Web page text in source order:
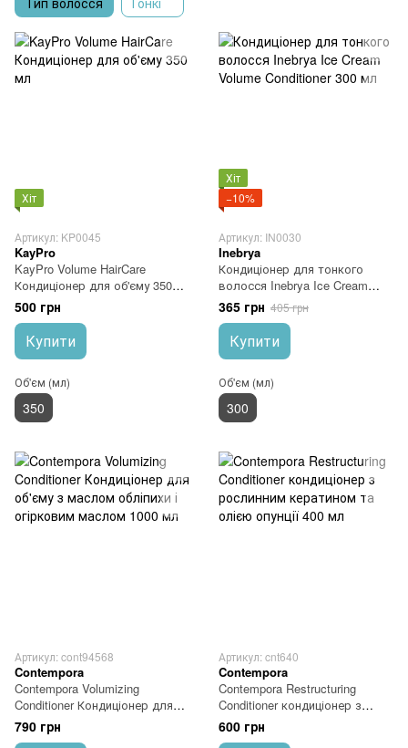
Хіт
Артикул: KP0045
KayPro
KayPro Volume HairCare
Кондиціонер для об'єму 350
мл
500 грн
Купити
Об'єм (мл)
350
Хіт
−10%
Артикул: IN0030
Inebrya
Кондиціонер для тонкого
волосся Inebrya Ice Cream
Volume Conditioner 300 мл
365 грн 405 грн
Купити
Об'єм (мл)
300
Артикул: cont94568
Contempora
Contempora Volumizing
Conditioner Кондиціонер для
об'єму з маслом обліпихи і
огірковим маслом 1000 мл
790 грн
Артикул: cnt640
Contempora
Contempora Restructuring
Conditioner кондиціонер з
рослинним кератином та
олією опунції 400 мл
600 грн